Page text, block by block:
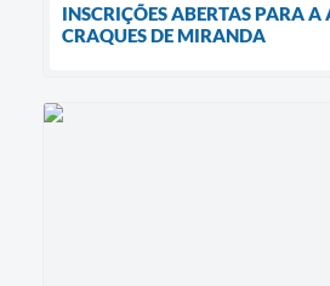
INSCRIÇÕES ABERTAS PARA
CRAQUES DE MIRANDA